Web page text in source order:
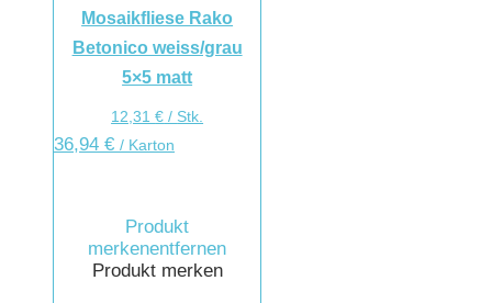
Mosaikfliese Rako
Betonico weiss/grau
5×5 matt
12,31€ / Stk.
36,94 € / Karton
Produkt
merkenentfernen
Produkt merken